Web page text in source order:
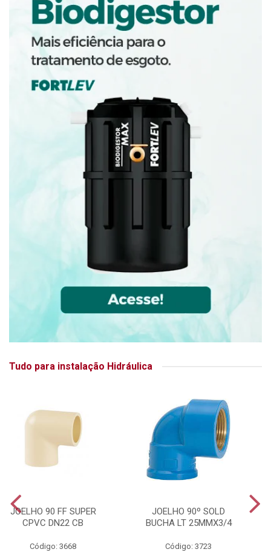
Tudo para instalação Hidráulica
JOELHO 90 FF SUPER
CPVC DN22 CB
Código: 3668
JOELHO 90º SOLD
BUCHA LT 25MMX3/4
Código: 3723